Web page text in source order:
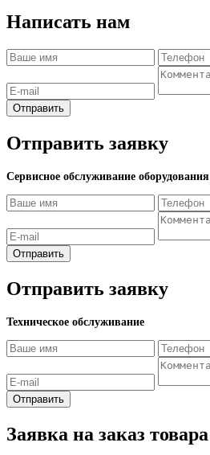
Написать нам
Отправить
Отправить заявку
Сервисное обслуживание оборудования
Отправить
Отправить заявку
Техническое обслуживание
Отправить
Заявка на заказ товара